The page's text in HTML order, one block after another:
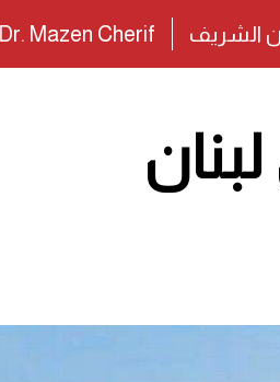
الشريف Dr. Mazen Cherif